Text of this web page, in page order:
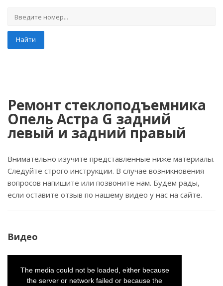
Найти
Ремонт стеклоподъемника
Опель Астра G задний
левый и задний правый
Внимательно изучите представленные ниже материалы.
Следуйте строго инструкции. В случае возникновения
вопросов напишите или позвоните нам. Будем рады,
если оставите отзыв по нашему видео у нас на сайте.
Видео
The media could not be loaded, either because
the server or network failed or because the